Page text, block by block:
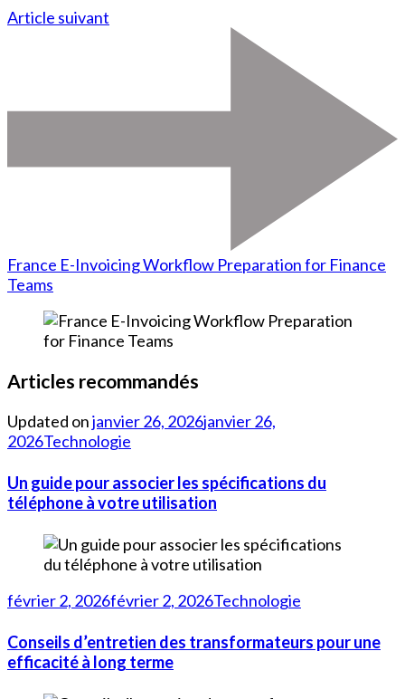
Article suivant
France E-Invoicing Workflow Preparation for Finance
Teams
Articles recommandés
Updated onjanvier 26, 2026janvier 26,
2026Technologie
Un guide pour associer les spécifications du
téléphone à votre utilisation
février 2, 2026février 2, 2026Technologie
Conseils d’entretien des transformateurs pour une
efficacité à long terme